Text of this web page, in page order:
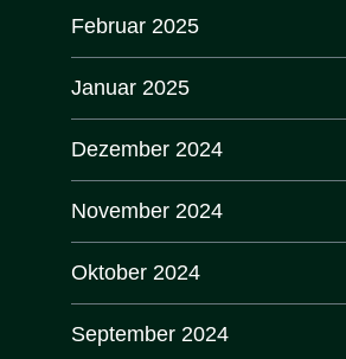
Februar 2025
Januar 2025
Dezember 2024
November 2024
Oktober 2024
September 2024